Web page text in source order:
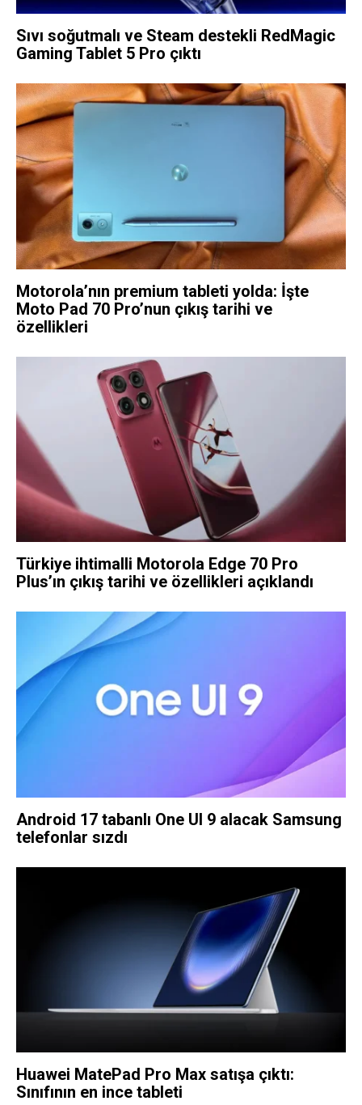
Sıvı soğutmalı ve Steam destekli RedMagic
Gaming Tablet 5 Pro çıktı
Motorola’nın premium tableti yolda: İşte
Moto Pad 70 Pro’nun çıkış tarihi ve
özellikleri
Türkiye ihtimalli Motorola Edge 70 Pro
Plus’ın çıkış tarihi ve özellikleri açıklandı
Android 17 tabanlı One UI 9 alacak Samsung
telefonlar sızdı
Huawei MatePad Pro Max satışa çıktı:
Sınıfının en ince tableti